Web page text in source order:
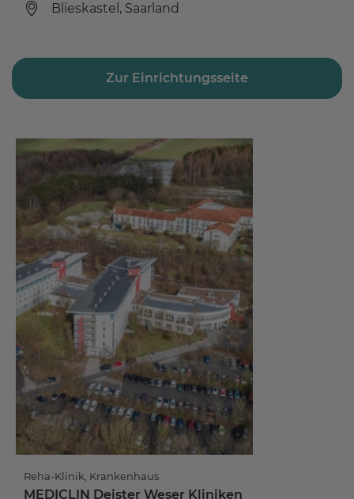
Blieskastel, Saarland
Zur Einrichtungsseite
Reha-Klinik, Krankenhaus
MEDICLIN Deister Weser Kliniken